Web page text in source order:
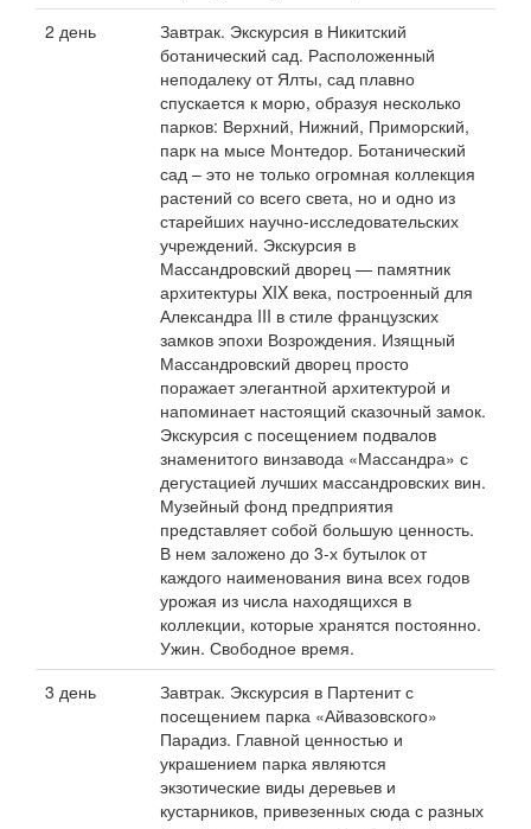
2 день
Завтрак. Экскурсия в Никитский
ботанический сад. Расположенный
неподалеку от Ялты, сад плавно
спускается к морю, образуя несколько
парков: Верхний, Нижний, Приморский,
парк на мысе Монтедор. Ботанический
сад – это не только огромная коллекция
растений со всего света, но и одно из
старейших научно-исследовательских
учреждений. Экскурсия в
Массандровский дворец — памятник
архитектуры ΧΙΧ века, построенный для
Александра III в стиле французских
замков эпохи Возрождения. Изящный
Массандровский дворец просто
поражает элегантной архитектурой и
напоминает настоящий сказочный замок.
Экскурсия с посещением подвалов
знаменитого винзавода «Массандра» с
дегустацией лучших массандровских вин.
Музейный фонд предприятия
представляет собой большую ценность.
В нем заложено до 3-х бутылок от
каждого наименования вина всех годов
урожая из числа находящихся в
коллекции, которые хранятся постоянно.
Ужин. Свободное время.
3 день
Завтрак. Экскурсия в Партенит с
посещением парка «Айвазовского»
Парадиз. Главной ценностью и
украшением парка являются
экзотические виды деревьев и
кустарников, привезенных сюда с разных